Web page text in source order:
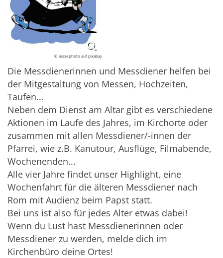
© iessephoto auf pixabay
Die Messdienerinnen und Messdiener helfen bei
der Mitgestaltung von Messen, Hochzeiten,
Taufen...
Neben dem Dienst am Altar gibt es verschiedene
Aktionen im Laufe des Jahres, im Kirchorte oder
zusammen mit allen Messdiener/-innen der
Pfarrei, wie z.B. Kanutour, Ausflüge, Filmabende,
Wochenenden...
Alle vier Jahre findet unser Highlight, eine
Wochenfahrt für die älteren Messdiener nach
Rom mit Audienz beim Papst statt.
Bei uns ist also für jedes Alter etwas dabei!
Wenn du Lust hast Messdienerinnen oder
Messdiener zu werden, melde dich im
Kirchenbüro deine Ortes!